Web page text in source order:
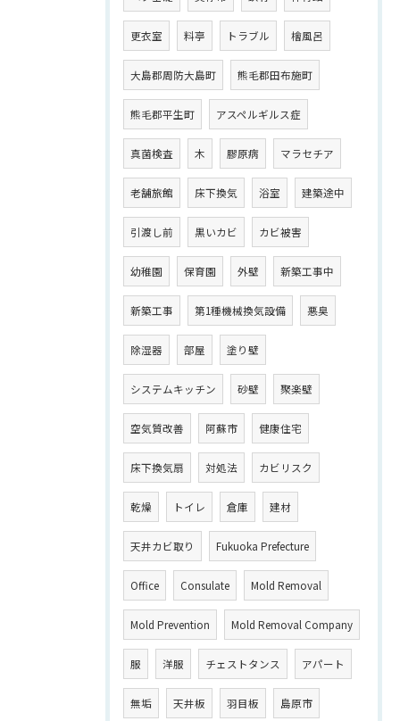
更衣室 料亭 トラブル 檜風呂
大島郡周防大島町 熊毛郡田布施町
熊毛郡平生町 アスペルギルス症
真菌検査 木 膠原病 マラセチア
老舗旅館 床下換気 浴室 建築途中
引渡し前 黒いカビ カビ被害
幼稚園 保育園 外壁 新築工事中
新築工事 第1種機械換気設備 悪臭
除湿器 部屋 塗り壁
システムキッチン 砂壁 聚楽壁
空気質改善 阿蘇市 健康住宅
床下換気扇 対処法 カビリスク
乾燥 トイレ 倉庫 建材
天井カビ取り Fukuoka Prefecture
Office Consulate Mold Removal
Mold Prevention Mold Removal Company
服 洋服 チェストタンス アパート
無垢 天井板 羽目板 島原市